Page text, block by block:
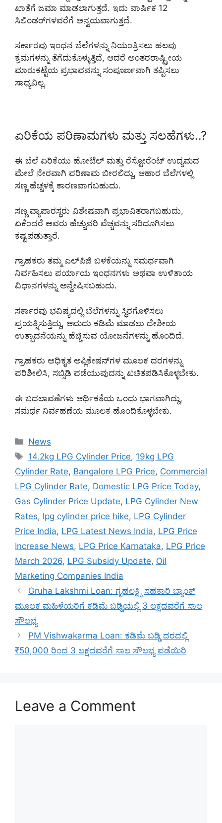
ಖಾತೆಗೆ ಜಮಾ ಮಾಡಲಾಗುತ್ತದೆ. ಇದು ವಾರ್ಷಿಕ 12
ಸಿಲಿಂಡರ್‌ಗಳವರೆಗೆ ಅನ್ವಯವಾಗುತ್ತದೆ.
ಸರ್ಕಾರವು ಇಂಧನ ಬೆಲೆಗಳನ್ನು ನಿಯಂತ್ರಿಸಲು ಹಲವು
ಕ್ರಮಗಳನ್ನು ತೆಗೆದುಕೊಳ್ಳುತ್ತಿದೆ, ಆದರೆ ಅಂತರರಾಷ್ಟ್ರೀಯ
ಮಾರುಕಟ್ಟೆಯ ಪ್ರಭಾವವನ್ನು ಸಂಪೂರ್ಣವಾಗಿ ತಪ್ಪಿಸಲು
ಸಾಧ್ಯವಿಲ್ಲ.
ಏರಿಕೆಯ ಪರಿಣಾಮಗಳು ಮತ್ತು ಸಲಹೆಗಳು..?
ಈ ಬೆಲೆ ಏರಿಕೆಯು ಹೋಟೆಲ್ ಮತ್ತು ರೆಸ್ಟೋರೆಂಟ್ ಉದ್ಯಮದ
ಮೇಲೆ ನೇರವಾಗಿ ಪರಿಣಾಮ ಬೀರಲಿದ್ದು, ಆಹಾರ ಬೆಲೆಗಳಲ್ಲಿ
ಸಣ್ಣ ಹೆಚ್ಚಳಕ್ಕೆ ಕಾರಣವಾಗಬಹುದು.
ಸಣ್ಣ ವ್ಯಾಪಾರಸ್ಥರು ವಿಶೇಷವಾಗಿ ಪ್ರಭಾವಿತರಾಗಬಹುದು,
ಏಕೆಂದರೆ ಅವರು ಹೆಚ್ಚುವರಿ ವೆಚ್ಚವನ್ನು ಸರಿದೂಗಿಸಲು
ಕಷ್ಟಪಡುತ್ತಾರೆ.
ಗ್ರಾಹಕರು ತಮ್ಮ ಎಲ್‌ಪಿಜಿ ಬಳಕೆಯನ್ನು ಸಮರ್ಥವಾಗಿ
ನಿರ್ವಹಿಸಲು ಪರ್ಯಾಯ ಇಂಧನಗಳು ಅಥವಾ ಉಳಿತಾಯ
ವಿಧಾನಗಳನ್ನು ಅನ್ವೇಷಿಸಬಹುದು.
ಸರ್ಕಾರವು ಭವಿಷ್ಯದಲ್ಲಿ ಬೆಲೆಗಳನ್ನು ಸ್ಥಿರಗೊಳಿಸಲು
ಪ್ರಯತ್ನಿಸುತ್ತಿದ್ದು, ಆಮದು ಕಡಿಮೆ ಮಾಡಲು ದೇಶೀಯ
ಉತ್ಪಾದನೆಯನ್ನು ಹೆಚ್ಚಿಸುವ ಯೋಜನೆಗಳನ್ನು ಹೊಂದಿದೆ.
ಗ್ರಾಹಕರು ಅಧಿಕೃತ ಅಪ್ಲಿಕೇಷನ್‌ಗಳ ಮೂಲಕ ದರಗಳನ್ನು
ಪರಿಶೀಲಿಸಿ, ಸಬ್ಸಿಡಿ ಪಡೆಯುವುದನ್ನು ಖಚಿತಪಡಿಸಿಕೊಳ್ಳಬೇಕು.
ಈ ಬದಲಾವಣೆಗಳು ಆರ್ಥಿಕತೆಯ ಒಂದು ಭಾಗವಾಗಿದ್ದು,
ಸಮರ್ಥ ನಿರ್ವಹಣೆಯ ಮೂಲಕ ಹೊಂದಿಕೊಳ್ಳಬೇಕು.
Categories
News
Tags
14.2kg LPG Cylinder Price, 19kg LPG
Cylinder Rate, Bangalore LPG Price, Commercial
LPG Cylinder Rate, Domestic LPG Price Today,
Gas Cylinder Price Update, LPG Cylinder New
Rates, lpg cylinder price hike, LPG Cylinder
Price India, LPG Latest News India, LPG Price
Increase News, LPG Price Karnataka, LPG Price
March 2026, LPG Subsidy Update, Oil
Marketing Companies India
Gruha Lakshmi Loan: ಗೃಹಲಕ್ಷ್ಮಿ ಸಹಕಾರಿ ಬ್ಯಾಂಕ್
ಮೂಲಕ ಮಹಿಳೆಯರಿಗೆ ಕಡಿಮೆ ಬಡ್ಡಿಯಲ್ಲಿ 3 ಲಕ್ಷದವರೆಗೆ ಸಾಲ
ಸೌಲಭ್ಯ
PM Vishwakarma Loan: ಕಡಿಮೆ ಬಡ್ಡಿ ದರದಲ್ಲಿ
₹50,000 ರಿಂದ 3 ಲಕ್ಷದವರೆಗೆ ಸಾಲ ಸೌಲಭ್ಯ ಪಡೆಯಿರಿ
Leave a Comment